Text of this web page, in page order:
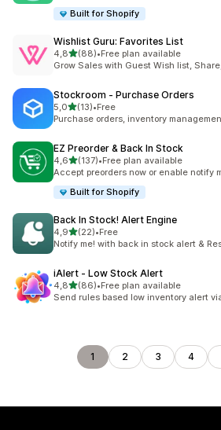
Built for Shopify
Wishlist Guru: Favorites List
4,85 yıldız üzerinden
(88)
toplam 88 değerlendirme
•Free plan available
Grow Sales with Guest Wish list,
Stockroom ‑ Purchase Orders
5,05 yıldız üzerinden
(13)
toplam 13 değerlendirme
•Free
Purchase orders, inventory
EZ Preorder & Back In Stock
4,65 yıldız üzerinden
(137)
toplam 137 değerlendirme
•Free plan available
Accept preorders now or enable notify
Built for Shopify
Back In Stock! Alert Engine
4,95 yıldız üzerinden
(22)
toplam 22 değerlendirme
•Free
Notify me! with back in stock alert &
iAlert ‑ Low Stock Alert
4,85 yıldız üzerinden
(86)
toplam 86 değerlendirme
•Free plan available
Send rules based low inventory alert
1 2 3 4